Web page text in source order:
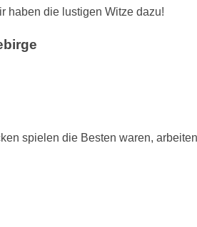
haben die lustigen Witze dazu!
spielen die Besten waren,